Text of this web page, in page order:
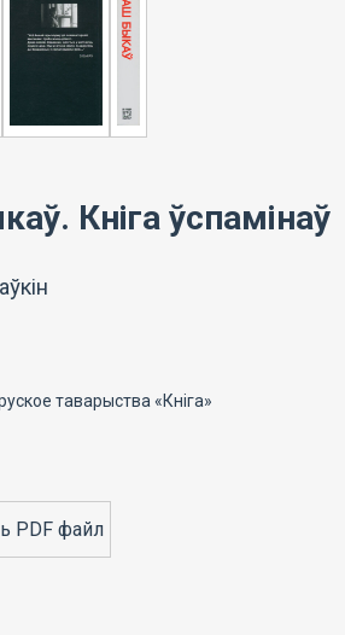
Кніга ўспамінаў
таварыства «Кніга»